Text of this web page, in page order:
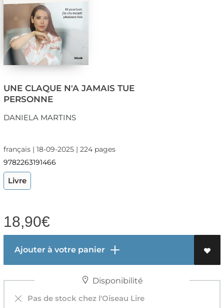
UNE CLAQUE N'A JAMAIS TUE
PERSONNE
DANIELA MARTINS
français | 18-09-2025 | 224 pages
9782263191466
Livre
18,90€
Ajouter à votre panier
Disponibilité
Pas de stock chez l'Oiseau Lire